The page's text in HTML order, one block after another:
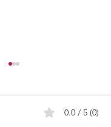
0.0 / 5 (0)